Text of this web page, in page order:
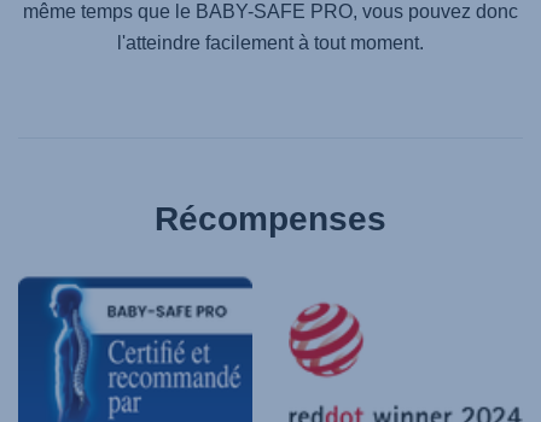
même temps que le BABY-SAFE PRO, vous pouvez donc
l'atteindre facilement à tout moment.
Récompenses